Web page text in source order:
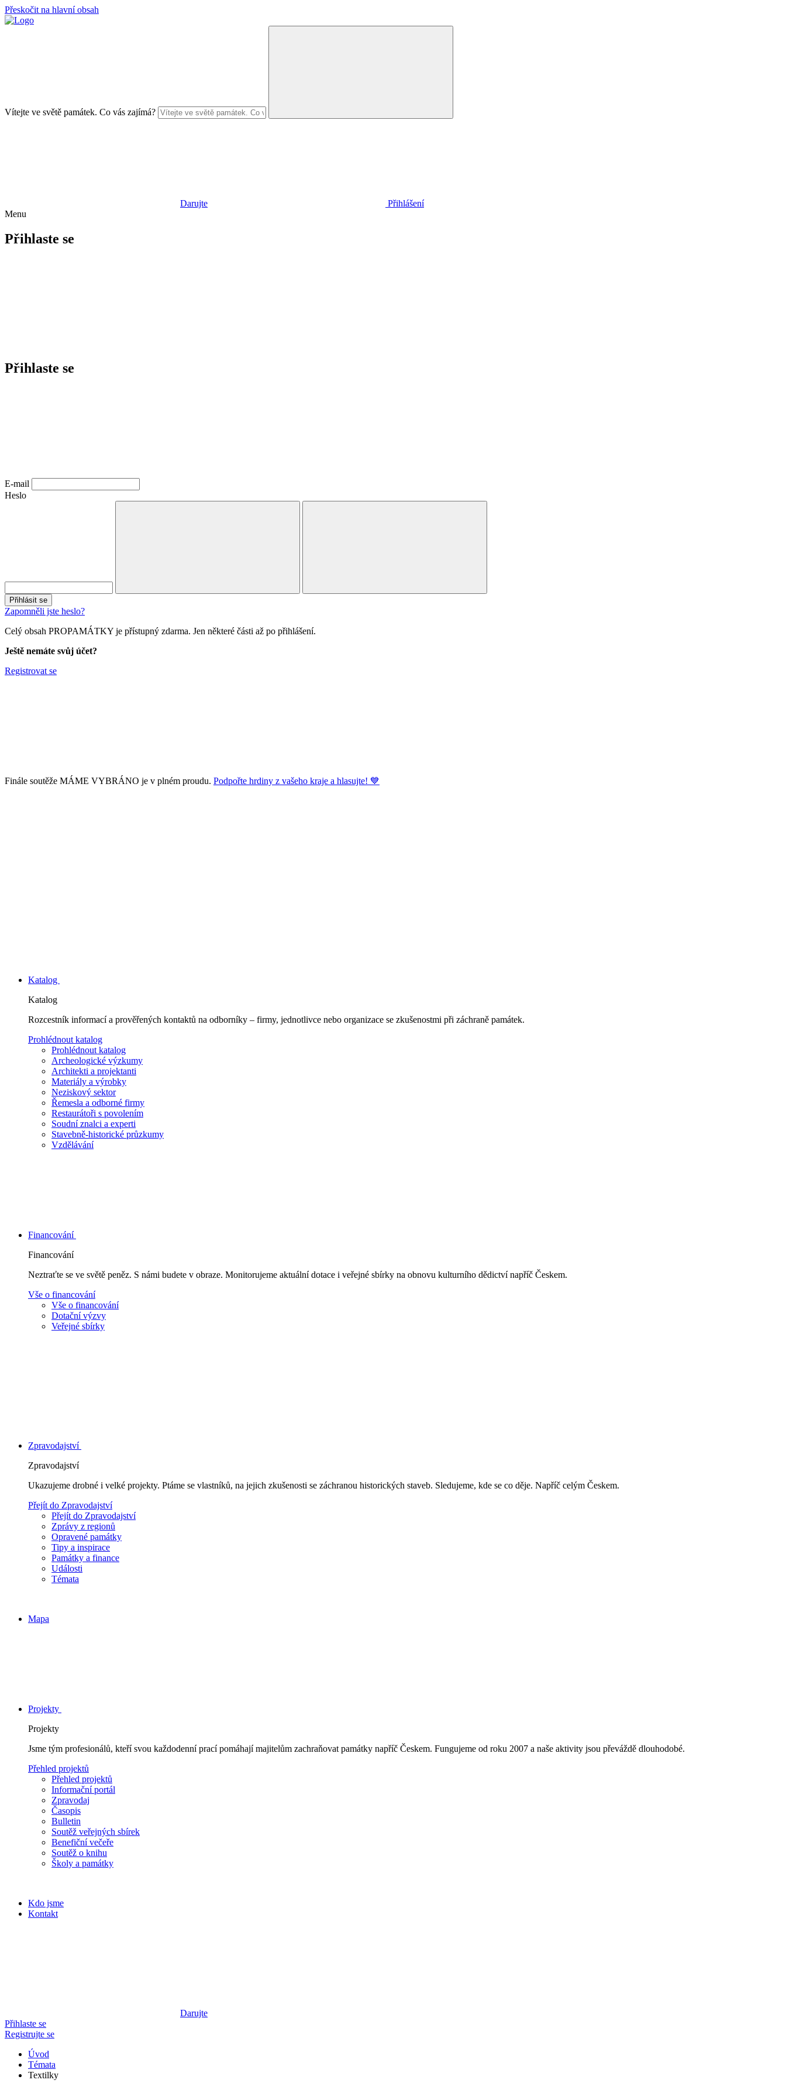
Přeskočit na hlavní obsah
Vítejte ve světě památek. Co vás zajímá?
Darujte
Přihlášení
Menu
Přihlaste se
Přihlaste se
E-mail
Heslo
Přihlásit se
Zapomněli jste heslo?
Celý obsah PROPAMÁTKY je přístupný zdarma. Jen některé části až po přihlášení.
Ještě nemáte svůj účet?
Registrovat se
Finále soutěže MÁME VYBRÁNO je v plném proudu. Podpořte hrdiny z vašeho kraje a hlasujte! 💙
Katalog
Katalog
Rozcestník informací a prověřených kontaktů na odborníky – firmy, jednotlivce nebo organizace se zkušenostmi při záchraně památek.
Prohlédnout katalog
Prohlédnout katalog
Archeologické výzkumy
Architekti a projektanti
Materiály a výrobky
Neziskový sektor
Řemesla a odborné firmy
Restaurátoři s povolením
Soudní znalci a experti
Stavebně-historické průzkumy
Vzdělávání
Financování
Financování
Neztraťte se ve světě peněz. S námi budete v obraze. Monitorujeme aktuální dotace i veřejné sbírky na obnovu kulturního dědictví napříč Českem.
Vše o financování
Vše o financování
Dotační výzvy
Veřejné sbírky
Zpravodajství
Zpravodajství
Ukazujeme drobné i velké projekty. Ptáme se vlastníků, na jejich zkušenosti se záchranou historických staveb. Sledujeme, kde se co děje. Napříč celým Českem.
Přejít do Zpravodajství
Přejít do Zpravodajství
Zprávy z regionů
Opravené památky
Tipy a inspirace
Památky a finance
Události
Témata
Mapa
Projekty
Projekty
Jsme tým profesionálů, kteří svou každodenní prací pomáhají majitelům zachraňovat památky napříč Českem. Fungujeme od roku 2007 a naše aktivity jsou převáždě dlouhodobé.
Přehled projektů
Přehled projektů
Informační portál
Zpravodaj
Časopis
Bulletin
Soutěž veřejných sbírek
Benefiční večeře
Soutěž o knihu
Školy a památky
Kdo jsme
Kontakt
Darujte
Přihlaste se
Registrujte se
Úvod
Témata
Textilky